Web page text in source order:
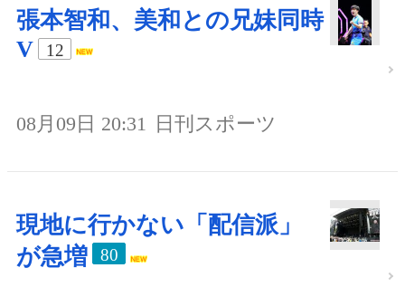
張本智和、美和との兄妹同時
V
12
08月09日 20:31 日刊スポーツ
現地に行かない「配信派」
が急増
80